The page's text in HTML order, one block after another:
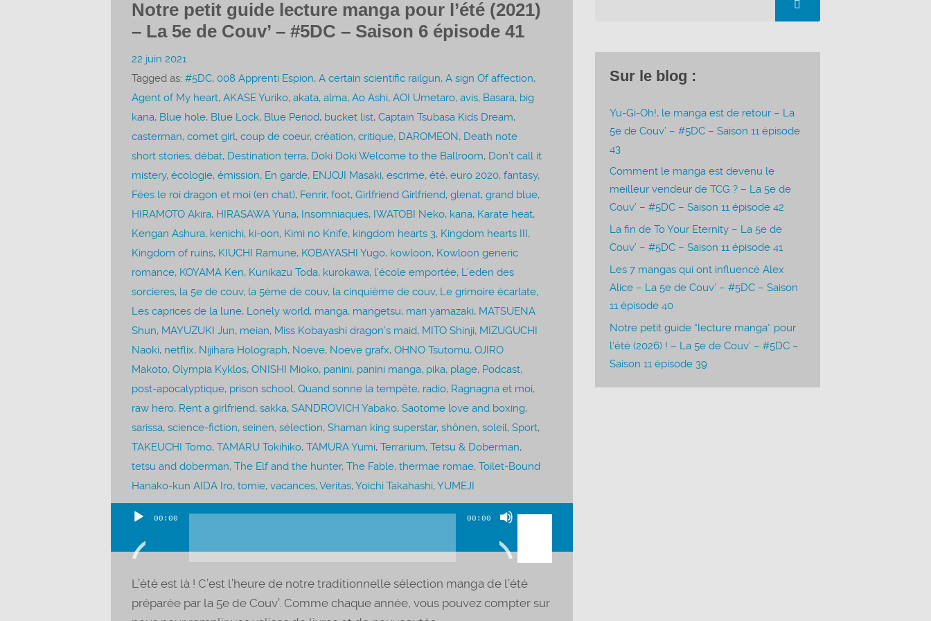
Notre petit guide lecture manga pour l’été (2021)
– La 5e de Couv’ – #5DC – Saison 6 épisode 41
22 juin 2021
Tagged as: #5DC, 008 Apprenti Espion, A certain scientific railgun, A sign Of affection,
Agent of My heart, AKASE Yuriko, akata, alma, Ao Ashi, AOI Umetaro, avis, Basara, big
kana, Blue hole, Blue Lock, Blue Period, bucket list, Captain Tsubasa Kids Dream,
casterman, comet girl, coup de coeur, création, critique, DAROMEON, Death note
short stories, débat, Destination terra, Doki Doki Welcome to the Ballroom, Don’t call it
mistery, écologie, émission, En garde, ENJOJI Masaki, escrime, été, euro 2020, fantasy,
Fées le roi dragon et moi (en chat), Fenrir, foot, Girlfriend Girlfriend, glenat, grand blue,
HIRAMOTO Akira, HIRASAWA Yuna, Insomniaques, IWATOBI Neko, kana, Karate heat,
Kengan Ashura, kenichi, ki-oon, Kimi no Knife, kingdom hearts 3, Kingdom hearts III,
Kingdom of ruins, KIUCHI Ramune, KOBAYASHI Yugo, kowloon, Kowloon generic
romance, KOYAMA Ken, Kunikazu Toda, kurokawa, l’école emportée, L’eden des
sorcieres, la 5e de couv, la 5ème de couv, la cinquième de couv, Le grimoire écarlate,
Les caprices de la lune, Lonely world, manga, mangetsu, mari yamazaki, MATSUENA
Shun, MAYUZUKI Jun, meian, Miss Kobayashi dragon’s maid, MITO Shinji, MIZUGUCHI
Naoki, netflix, Nijihara Holograph, Noeve, Noeve grafx, OHNO Tsutomu, OJIRO
Makoto, Olympia Kyklos, ONISHI Mioko, panini, panini manga, pika, plage, Podcast,
post-apocalyptique, prison school, Quand sonne la tempête, radio, Ragnagna et moi,
raw hero, Rent a girlfriend, sakka, SANDROVICH Yabako, Saotome love and boxing,
sarissa, science-fiction, seinen, sélection, Shaman king superstar, shônen, soleil, Sport,
TAKEUCHI Tomo, TAMARU Tokihiko, TAMURA Yumi, Terrarium, Tetsu & Doberman,
tetsu and doberman, The Elf and the hunter, The Fable, thermae romae, Toilet-Bound
Hanako-kun AIDA Iro, tomie, vacances, Veritas, Yoichi Takahashi, YUMEJI
Lecteur
audio
00:00 00:00
Utilisez
flèches
pour
augmenter
L’été est là ! C’est l’heure de notre traditionnelle sélection manga de l’été
préparée par la 5e de Couv’. Comme chaque année, vous pouvez compter sur
Sur le blog :
Yu-Gi-Oh!, le manga est de retour – La
5e de Couv’ – #5DC – Saison 11 épisode
43
Comment le manga est devenu le
meilleur vendeur de TCG ? – La 5e de
Couv’ – #5DC – Saison 11 épisode 42
La fin de To Your Eternity – La 5e de
Couv’ – #5DC – Saison 11 épisode 41
Les 7 mangas qui ont influencé Alex
Alice – La 5e de Couv’ – #5DC – Saison
11 épisode 40
Notre petit guide “lecture manga” pour
l’été (2026) ! – La 5e de Couv’ – #5DC –
Saison 11 épisode 39